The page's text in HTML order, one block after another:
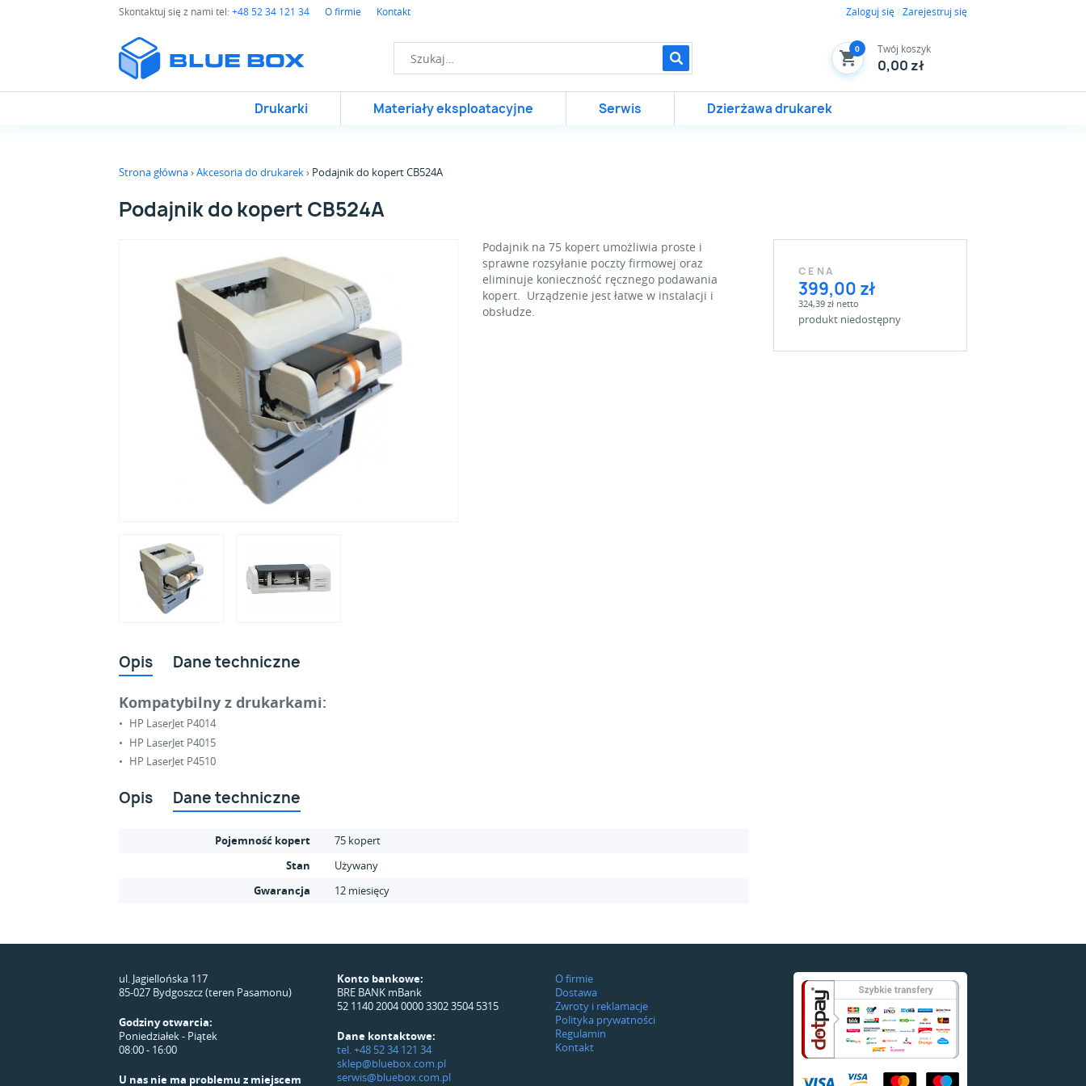
Skontaktuj się z nami tel:+48 52 34 121 34 O firmie Kontakt Zaloguj się /Zarejestruj się
0 Twój koszyk
0,00 zł
Drukarki Materiały eksploatacyjne Serwis Dzierżawa drukarek
Strona główna Akcesoria do drukarek Podajnik do kopert CB524A
Podajnik do kopert CB524A
Podajnik na 75 kopert umożliwia proste i
sprawne rozsyłanie poczty firmowej oraz
eliminuje konieczność ręcznego podawania
kopert. Urządzenie jest łatwe w instalacji i
obsłudze.
CENA
399,00 zł
324,39 zł netto
produkt niedostępny
Opis
Dane techniczne
Kompatybilny z drukarkami:
HP LaserJet P4014
HP LaserJet P4015
HP LaserJet P4510
Opis Dane techniczne
Pojemność kopert
75 kopert
Stan
Używany
Gwarancja
12 miesięcy
ul. Jagiellońska 117
85-027 Bydgoszcz (teren Pasamonu)
Godziny otwarcia:
Poniedziałek - Piątek
08:00 - 16:00
U nas nie ma problemu z miejscem
Konto bankowe:
BRE BANK mBank
52 1140 2004 0000 3302 3504 5315
Dane kontaktowe:
tel. +48 52 34 121 34
sklep@bluebox.com.pl
serwis@bluebox.com.pl
O firmie
Dostawa
Zwroty i reklamacje
Polityka prywatności
Regulamin
Kontakt